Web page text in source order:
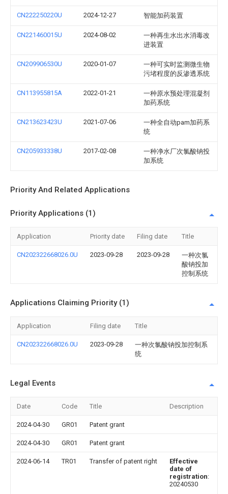
CN222250220U 2024-12-27 智能加药装置
CN221460015U 2024-08-02
一种再生水出水消毒改
进装置
CN209906530U 2020-01-07
一种可实时监测微生物
污堵程度的反渗透系统
CN113955815A 2022-01-21
一种原水预处理混凝剂
加药系统
CN213623423U 2021-07-06
一种全自动pam加药系
统
CN205933338U 2017-02-08
一种净水厂次氯酸钠投
加系统
Priority And Related Applications
Priority Applications (1)
Application Priority date Filing date Title
CN202322668026.0U 2023-09-28 2023-09-28
一种次氯
酸钠投加
控制系统
Applications Claiming Priority (1)
Application Filing date Title
CN202322668026.0U 2023-09-28
一种次氯酸钠投加控制系
统
Legal Events
Date Code Title Description
2024-04-30 GR01 Patent grant
2024-04-30 GR01 Patent grant
2024-06-14 TR01 Transfer of patent right
Effective
date of
registration:
20240530